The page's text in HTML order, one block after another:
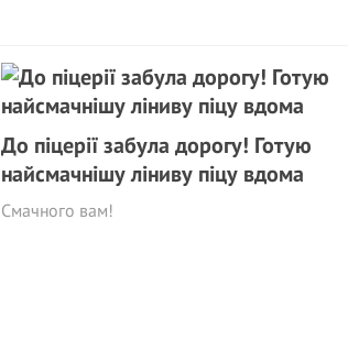
До піцерії забула дорогу! Готую
найсмачнішу ліниву піцу вдома
Смачного вам!